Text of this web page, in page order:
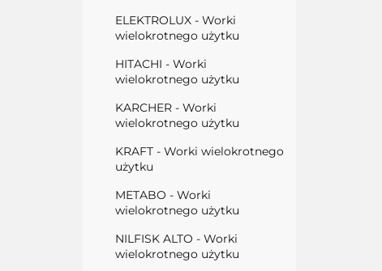
ELEKTROLUX - Worki
wielokrotnego użytku
HITACHI - Worki
wielokrotnego użytku
KARCHER - Worki
wielokrotnego użytku
KRAFT - Worki wielokrotnego
użytku
METABO - Worki
wielokrotnego użytku
NILFISK ALTO - Worki
wielokrotnego użytku